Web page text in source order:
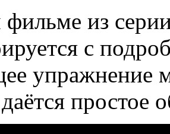
из
с
упражнение
простое